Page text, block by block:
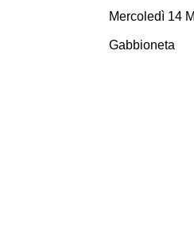
Mercoledì 14
Gabbioneta